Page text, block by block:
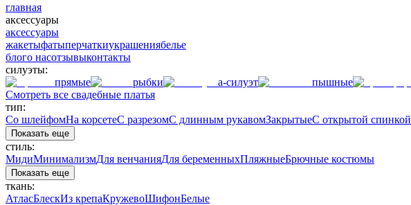
главная
аксессуары
аксессуары
жакетыфатыперчаткиукрашениябелье
блого насотзывыконтакты
силуэты:
прямые
рыбки а-силуэт пышные
Смотреть все свадебные платья
тип:
Со шлейфомНа корсетеС разрезомС длинным рукавомЗакрытыеС открытой спинкой
Показать еще
стиль:
МидиМинимализмДля венчанияДля беременныхПляжныеБрючные костюмы
Показать еще
ткань:
АтласБлескИз крепаКружевоШифонБелые